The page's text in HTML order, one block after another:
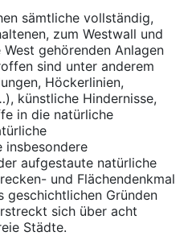
sämtliche vollständig,
zum Westwall und
gehörenden Anlagen
sind unter anderem
Höckerlinien,
künstliche Hindernisse,
in die natürliche
insbesondere
aufgestaute natürliche
und Flächendenkmal
geschichtlichen Gründen
sich über acht
Städte.